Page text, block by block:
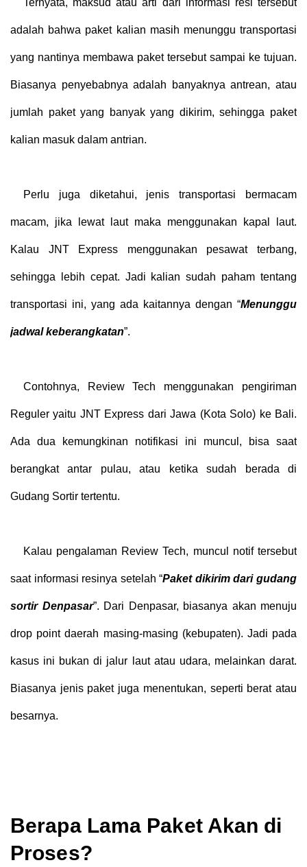
adalah bahwa paket kalian masih menunggu transportasi
yang nantinya membawa paket tersebut sampai ke tujuan.
Biasanya penyebabnya adalah banyaknya antrean, atau
jumlah paket yang banyak yang dikirim, sehingga paket
kalian masuk dalam antrian.
Perlu juga diketahui, jenis transportasi bermacam
macam, jika lewat laut maka menggunakan kapal laut.
Kalau JNT Express menggunakan pesawat terbang,
sehingga lebih cepat. Jadi kalian sudah paham tentang
transportasi ini, yang ada kaitannya dengan “Menunggu
jadwal keberangkatan”.
Contohnya, Review Tech menggunakan pengiriman
Reguler yaitu JNT Express dari Jawa (Kota Solo) ke Bali.
Ada dua kemungkinan notifikasi ini muncul, bisa saat
berangkat antar pulau, atau ketika sudah berada di
Gudang Sortir tertentu.
Kalau pengalaman Review Tech, muncul notif tersebut
saat informasi resinya setelah “Paket dikirim dari gudang
sortir Denpasar”. Dari Denpasar, biasanya akan menuju
drop point daerah masing-masing (kebupaten). Jadi pada
kasus ini bukan di jalur laut atau udara, melainkan darat.
Biasanya jenis paket juga menentukan, seperti berat atau
besarnya.
Berapa Lama Paket Akan di
Proses?